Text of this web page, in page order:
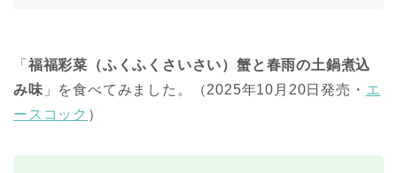
「 福福彩菜（ふくふくさいさい）蟹と春雨の土鍋煮込
み味 」を食べてみました。（2025年10月20日発売・ エ
ースコック ）